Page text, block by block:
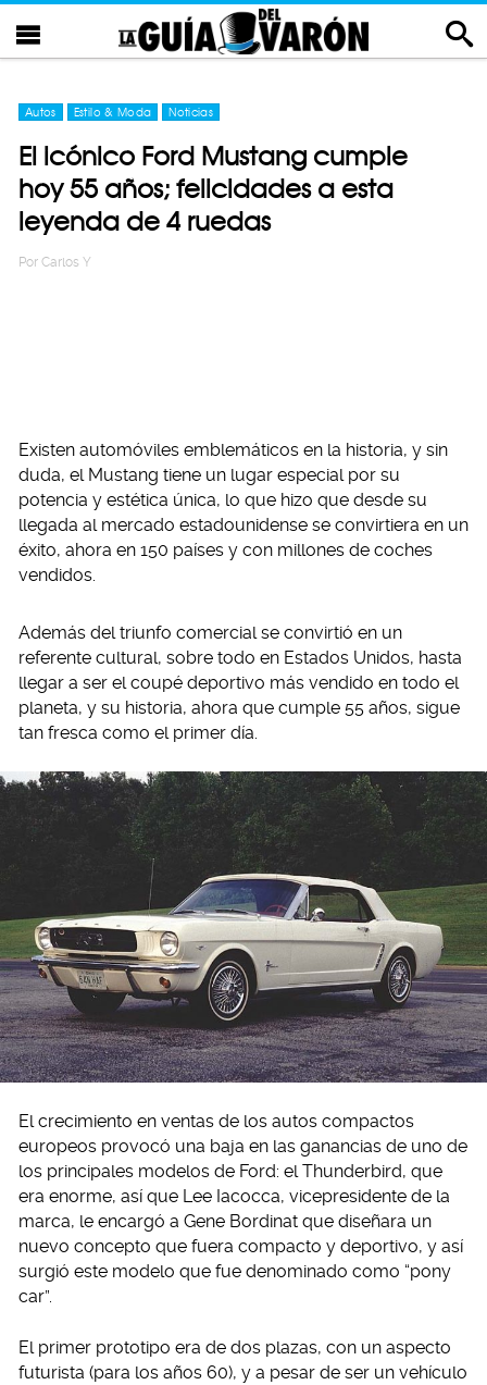
Autos Estilo & Moda Noticias
El icónico Ford Mustang cumple
hoy 55 años; felicidades a esta
leyenda de 4 ruedas
Por Carlos Y
Existen automóviles emblemáticos en la historia, y sin
duda, el Mustang tiene un lugar especial por su
potencia y estética única, lo que hizo que desde su
llegada al mercado estadounidense se convirtiera en un
éxito, ahora en 150 países y con millones de coches
vendidos.
Además del triunfo comercial se convirtió en un
referente cultural, sobre todo en Estados Unidos, hasta
llegar a ser el coupé deportivo más vendido en todo el
planeta, y su historia, ahora que cumple 55 años, sigue
tan fresca como el primer día.
El crecimiento en ventas de los autos compactos
europeos provocó una baja en las ganancias de uno de
los principales modelos de Ford: el Thunderbird, que
era enorme, así que Lee Iacocca, vicepresidente de la
marca, le encargó a Gene Bordinat que diseñara un
nuevo concepto que fuera compacto y deportivo, y así
surgió este modelo que fue denominado como “pony
car”.
El primer prototipo era de dos plazas, con un aspecto
futurista (para los años 60), y a pesar de ser un vehículo